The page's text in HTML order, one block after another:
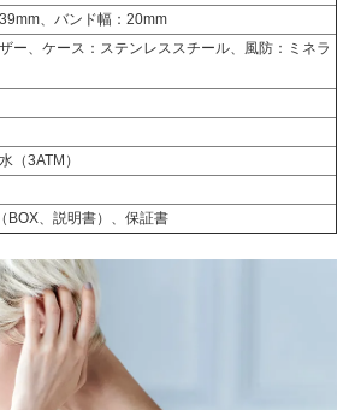
、バンド幅：20mm
ー、ケース：ステンレススチール、風防：ミネラ
（3ATM）
BOX、説明書）、保証書